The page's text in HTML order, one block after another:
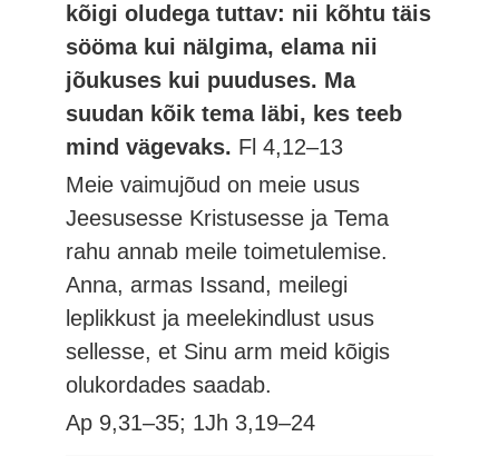
kõigi oludega tuttav: nii kõhtu täis
sööma kui nälgima, elama nii
jõukuses kui puuduses. Ma
suudan kõik tema läbi, kes teeb
mind vägevaks. Fl 4,12–13
Meie vaimujõud on meie usus
Jeesusesse Kristusesse ja Tema
rahu annab meile toimetulemise.
Anna, armas Issand, meilegi
leplikkust ja meelekindlust usus
sellesse, et Sinu arm meid kõigis
olukordades saadab.
Ap 9,31–35; 1Jh 3,19–24